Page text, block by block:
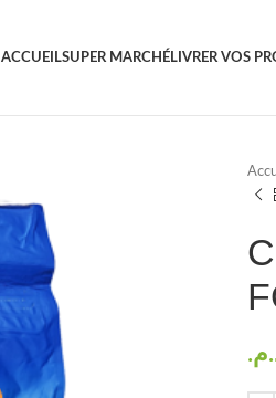
ACCUEILSUPER MARCHÉ LIVRER VOS